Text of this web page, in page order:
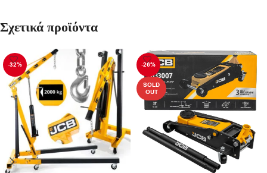
Σχετικά προϊόντα
-32% -26%
SOLD
OUT